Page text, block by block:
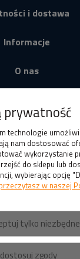
i dostawa
Informacje
O nas
prywatność
technologie
nam dostosować
wykorzystanie
do sklepu lub
wybierając opcję
w naszej
tylko niezbędne
dostosuj zgody